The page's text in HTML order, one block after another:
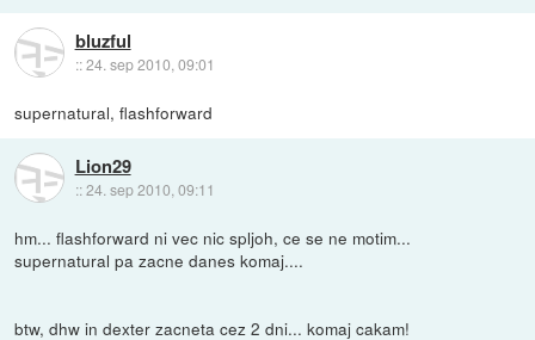
bluzful
::24. sep 2010, 09:01
supernatural, flashforward
Lion29
::24. sep 2010, 09:11
hm... flashforward ni vec nic spljoh, ce se ne motim...
supernatural pa zacne danes komaj....
btw, dhw in dexter zacneta cez 2 dni... komaj cakam!